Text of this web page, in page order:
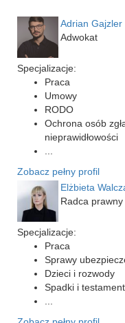
Adrian Gajzler
Adwokat
Specjalizacje:
Praca
Umowy
RODO
Ochrona osób
nieprawidłowości
Zobacz pełny profil
Elżbieta
Radca prawny
Specjalizacje:
Praca
Sprawy
Dzieci i rozwody
Spadki i